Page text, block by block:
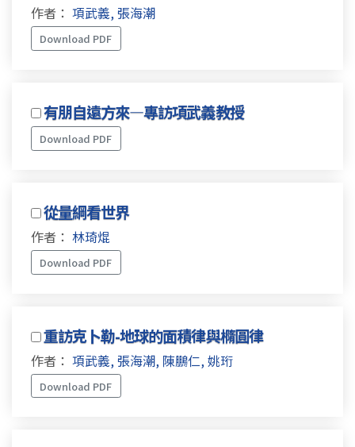
作者： 項武義, 張海潮
Download PDF
有朋自遠方來—專訪項武義教授
Download PDF
從量綱看世界
作者： 林琦焜
Download PDF
重訪克卜勒-地球的面積律與橢圓律
作者： 項武義, 張海潮, 陳鵬仁, 姚珩
Download PDF